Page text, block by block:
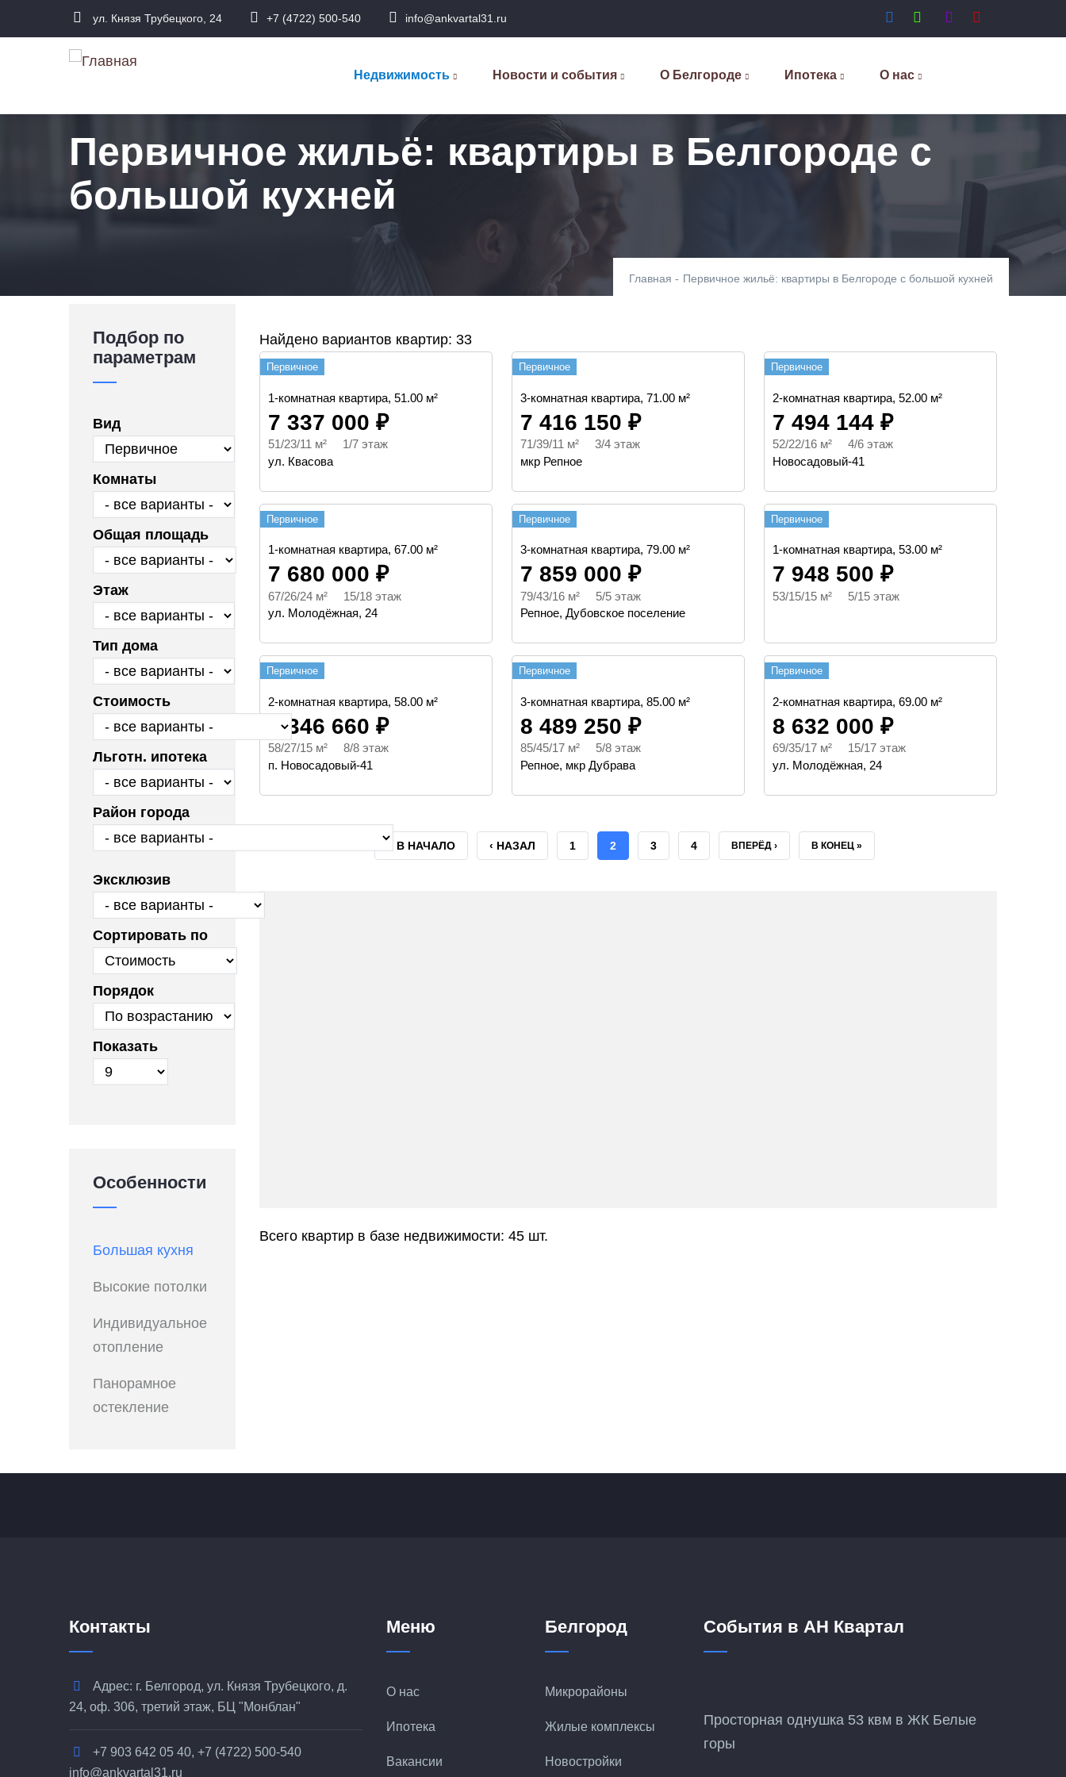
к
основному
ул. Князя Трубецкого, 24 +7 (4722) 500-540 info@ankvartal31.ru
навигация
Недвижимость Новости и события О Белгороде Ипотека О нас
Первичное жильё: квартиры в Белгороде с
большой кухней
Главная - Первичное жильё: квартиры в Белгороде с большой кухней
Найдено вариантов квартир: 33
Первичное
1-комнатная квартира, 51.00 м²
7 337 000 ₽
51/23/11 м² 1/7 этаж
ул. Квасова
Первичное
3-комнатная квартира, 71.00 м²
7 416 150 ₽
71/39/11 м² 3/4 этаж
мкр Репное
Первичное
2-комнатная квартира, 52.00 м²
7 494 144 ₽
52/22/16 м² 4/6 этаж
Новосадовый-41
Первичное
1-комнатная квартира, 67.00 м²
7 680 000 ₽
67/26/24 м² 15/18 этаж
ул. Молодёжная, 24
Первичное
3-комнатная квартира, 79.00 м²
7 859 000 ₽
79/43/16 м² 5/5 этаж
Репное, Дубовское поселение
Первичное
1-комнатная квартира, 53.00 м²
7 948 500 ₽
53/15/15 м² 5/15 этаж
Первичное
2-комнатная квартира, 58.00 м²
8 346 660 ₽
58/27/15 м² 8/8 этаж
п. Новосадовый-41
Первичное
3-комнатная квартира, 85.00 м²
8 489 250 ₽
85/45/17 м² 5/8 этаж
Репное, мкр Дубрава
Первичное
2-комнатная квартира, 69.00 м²
8 632 000 ₽
69/35/17 м² 15/17 этаж
ул. Молодёжная, 24
ПЕРВАЯ
« В НАЧАЛО ПРЕДЫДУЩАЯ
‹ НАЗАЛ СТРАНИЦА
1 ТЕКУЩАЯ
2 СТРАНИЦА
3 СТРАНИЦА
4 СЛЕДУЮЩАЯ
ВПЕРЁД › ПОСЛЕДНЯЯ
В КОНЕЦ »
Всего квартир в базе недвижимости: 45 шт.
Подбор по
параметрам
Вид
Комнаты
Общая площадь
Этаж
Тип дома
Стоимость
Льготн. ипотека
Район города
Эксклюзив
Сортировать по
Порядок
Показать
Особенности
Большая кухня
Высокие потолки
Индивидуальное
отопление
Панорамное
остекление
Контакты
Адрес: г. Белгород, ул. Князя Трубецкого, д.
24, оф. 306, третий этаж, БЦ "Монблан"
+7 903 642 05 40, +7 (4722) 500-540
info@ankvartal31.ru
Меню
О нас
Ипотека
Вакансии
Белгород
Микрорайоны
Жилые комплексы
Новостройки
События в АН Квартал
Просторная однушка 53 квм в ЖК Белые
горы